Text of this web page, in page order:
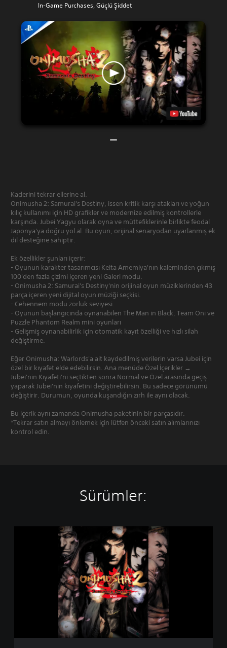
In-Game Purchases, Güçlü Şiddet
Kaderini tekrar ellerine al.
Onimusha 2: Samurai's Destiny, issen kritik karşı atakları ve yoğun
kılıç kullanımı için HD grafikler ve modernize edilmiş kontrollerle
karşında. Jubei Yagyu olarak oyna ve müttefiklerinle birlikte feodal
Japonya'ya doğru yol al. Bu oyun, orijinal senaryodan uyarlanmış ek
dil desteğine sahiptir.
Ek özellikler şunları içerir:
- Oyunun karakter tasarımcısı Keita Amemiya'nın kaleminden çıkmış
100'den fazla çizimi içeren yeni Galeri modu.
- Onimusha 2: Samurai's Destiny'nin orijinal oyun müziklerinden 43
parça içeren yeni dijital oyun müziği seçkisi.
- Cehennem modu zorluk seviyesi.
- Oyunun başlangıcında oynanabilen The Man in Black, Team Oni ve
Puzzle Phantom Realm mini oyunları
- Gelişmiş oynanabilirlik için otomatik kayıt özelliği ve hızlı silah
değiştirme.
Eğer Onimusha: Warlords'a ait kaydedilmiş verilerin varsa Jubei için
özel bir kıyafet elde edebilirsin. Ana menüde Özel İçerikler →
Jubei'nin Kıyafeti'ni seçtikten sonra Normal ve Özel arasında geçiş
yaparak Jubei'nin kıyafetini değiştirebilirsin. Bu sadece görünümü
değiştirir. Durumun, oyunda kuşandığın zırh ile aynı olacak.
Bu içerik aynı zamanda Onimusha paketinin bir parçasıdır.
*Tekrar satın almayı önlemek için lütfen önceki satın alımlarınızı
kontrol edin.
Sürümler:
a